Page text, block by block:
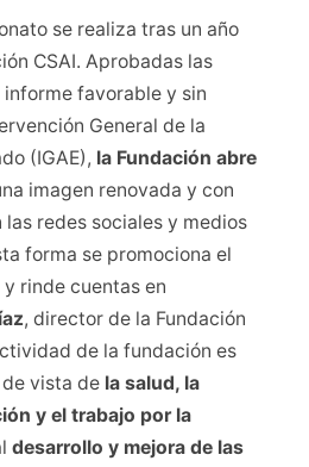
se realiza tras un año
CSAI. Aprobadas las
favorable y sin
General de la
(IGAE), la Fundación abre
imagen renovada y con
las redes sociales y medios
forma se promociona el
rinde cuentas en
, director de la Fundación
de la fundación es
vista de la salud, la
y el trabajo por la
desarrollo y mejora de las